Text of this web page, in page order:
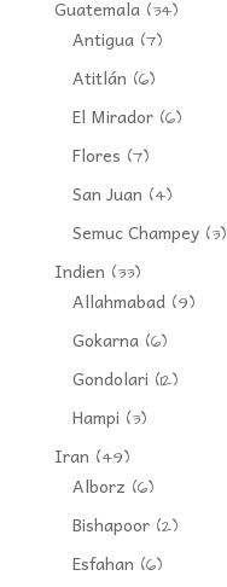
Guatemala(34)
Antigua(7)
Atitlán (6)
El Mirador(6)
Flores (7)
San Juan (4)
Semuc Champey(3)
Indien (33)
Allahmabad(9)
Gokarna(6)
Gondolari (12)
Hampi (3)
Iran (49)
Alborz (6)
Bishapoor(2)
Esfahan (6)